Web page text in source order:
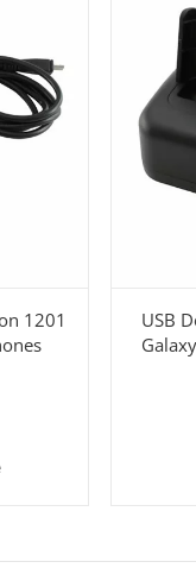
1201
USB